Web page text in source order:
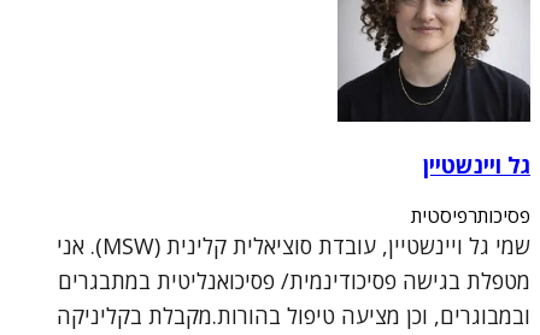
גל ויינשטיין
פסיכותרפיסטית
שמי גל ויינשטיין, עובדת סוציאלית קלינית (MSW). אני
מטפלת בגישה פסיכודינמית/ פסיכואנליטית במתבגרים
ובמבוגרים, וכן מציעה טיפול בהורות.מקבלת בקליניקה